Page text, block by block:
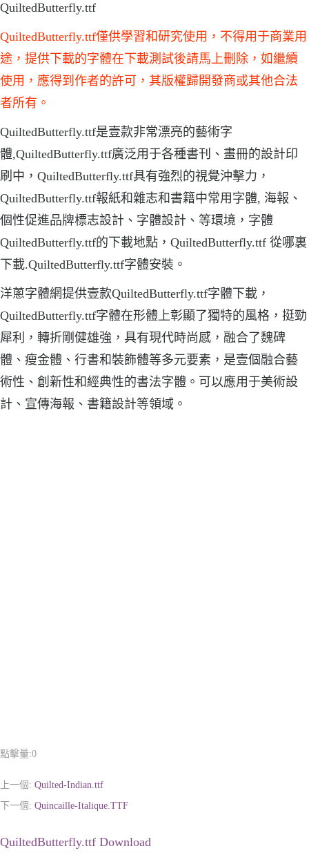
QuiltedButterfly.ttf
QuiltedButterfly.ttf僅供學習和研究使用，不得用于商業用
途，提供下載的字體在下載測試後請馬上刪除，如繼續
使用，應得到作者的許可，其版權歸開發商或其他合法
者所有。
QuiltedButterfly.ttf是壹款非常漂亮的藝術字
體,QuiltedButterfly.ttf廣泛用于各種書刊、畫冊的設計印
刷中，QuiltedButterfly.ttf具有強烈的視覺沖擊力，
QuiltedButterfly.ttf報紙和雜志和書籍中常用字體, 海報、
個性促進品牌標志設計、字體設計、等環境，字體
QuiltedButterfly.ttf的下載地點，QuiltedButterfly.ttf 從哪裏
下載.QuiltedButterfly.ttf字體安裝。
洋蔥字體網提供壹款QuiltedButterfly.ttf字體下載，
QuiltedButterfly.ttf字體在形體上彰顯了獨特的風格，挺勁
犀利，轉折剛健雄強，具有現代時尚感，融合了魏碑
體、瘦金體、行書和裝飾體等多元要素，是壹個融合藝
術性、創新性和經典性的書法字體。可以應用于美術設
計、宣傳海報、書籍設計等領域。
點擊量:0
上一個: Quilted-Indian.ttf
下一個: Quincaille-Italique.TTF
QuiltedButterfly.ttf Download